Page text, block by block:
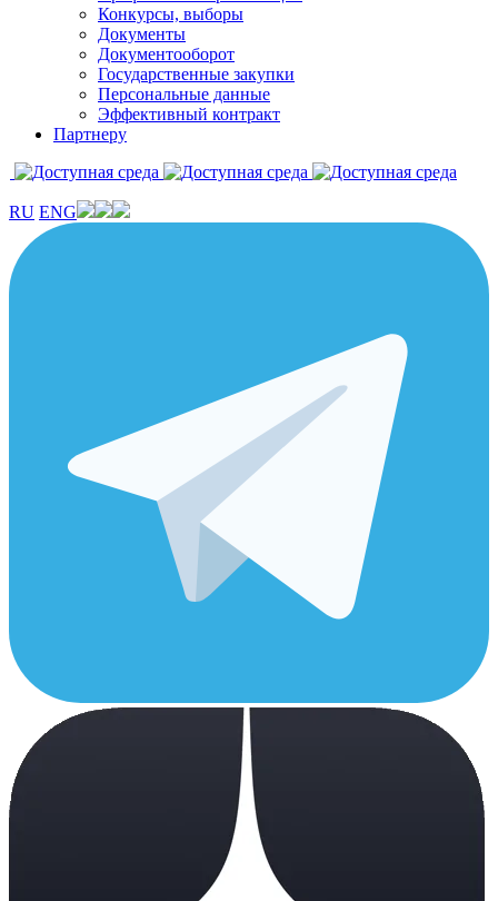
Конкурсы, выборы
Документы
Документооборот
Государственные закупки
Персональные данные
Эффективный контракт
Партнеру
RU ENG